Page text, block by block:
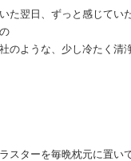
た翌日、ずっと感じてい
のような、少し冷たく清
ラスターを毎晩枕元に置い